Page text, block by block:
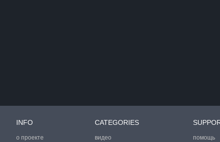
INFO
о проекте
CATEGORIES
видео
помощь